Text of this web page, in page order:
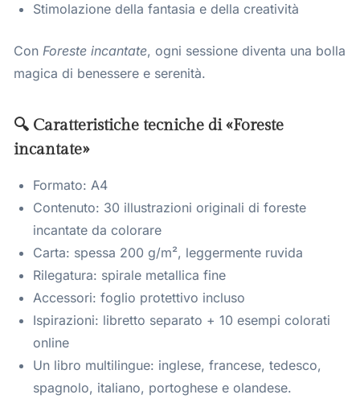
Stimolazione della fantasia e della creatività
Con Foreste incantate, ogni sessione diventa una bolla
magica di benessere e serenità.
🔍 Caratteristiche tecniche di «Foreste
incantate»
Formato: A4
Contenuto: 30 illustrazioni originali di foreste
incantate da colorare
Carta: spessa 200 g/m², leggermente ruvida
Rilegatura: spirale metallica fine
Accessori: foglio protettivo incluso
Ispirazioni: libretto separato + 10 esempi colorati
online
Un libro multilingue: inglese, francese, tedesco,
spagnolo, italiano, portoghese e olandese.